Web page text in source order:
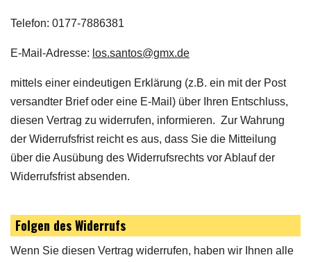
Telefon: 0177-7886381
E-Mail-Adresse: los.santos@gmx.de
mittels einer eindeutigen Erklärung (z.B. ein mit der Post
versandter Brief oder eine E-Mail) über Ihren Entschluss,
diesen Vertrag zu widerrufen, informieren. Zur Wahrung
der Widerrufsfrist reicht es aus, dass Sie die Mitteilung
über die Ausübung des Widerrufsrechts vor Ablauf der
Widerrufsfrist absenden.
Folgen des Widerrufs
Wenn Sie diesen Vertrag widerrufen, haben wir Ihnen alle